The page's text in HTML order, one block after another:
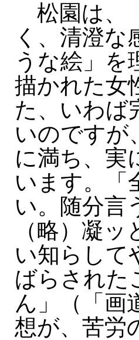
松園は、
く、清澄
うな絵」を
描かれた女
た、いわば
いのですが
に満ち、実
います。「
い。随分言
（略）凝
い知らして
ばらされた
ん」（「画
想が、苦労